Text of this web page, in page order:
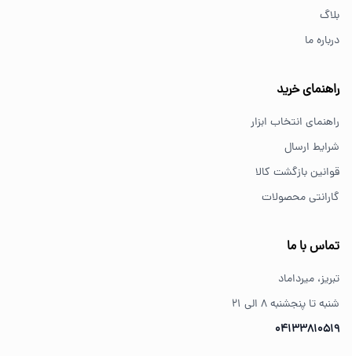
از کجا ابزار اصل بخریم؟
بلاگ
درباره ما
راهنمای خرید
راهنمای انتخاب ابزار
شرایط ارسال
قوانین بازگشت کالا
گارانتی محصولات
تماس با ما
تبریز، میرداماد
شنبه تا پنجشنبه ۸ الی ۲۱
04133810519